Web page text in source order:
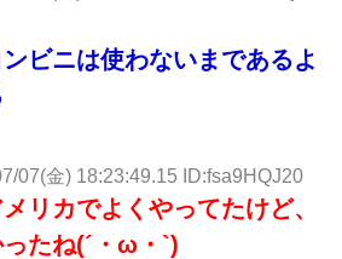
ビニは使わないまであるよ
07(金) 18:23:49.15 ID:fsa9HQJ20
リカでよくやってたけど、
たね(´・ω・`)